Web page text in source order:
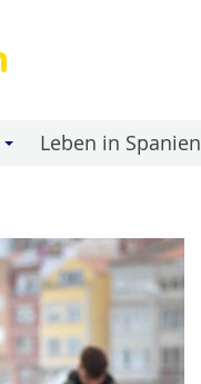
Leben in Spanien